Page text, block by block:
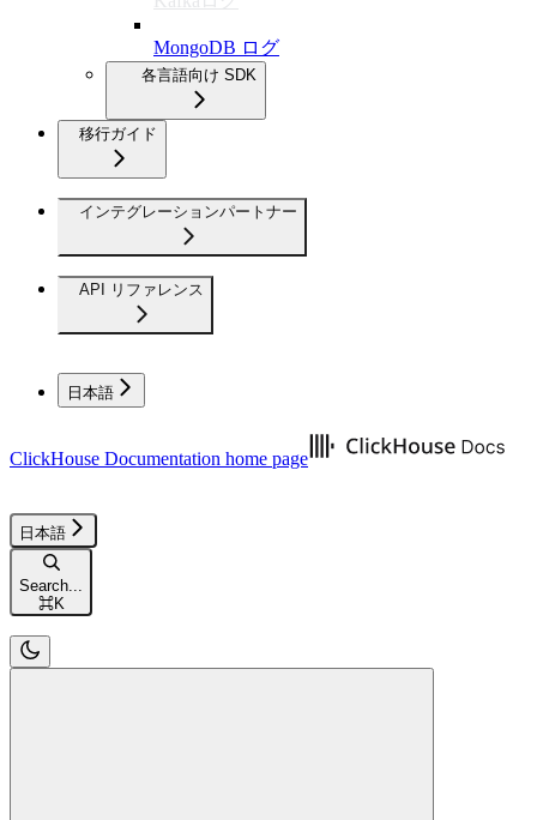
MongoDB ログ
各言語向け SDK
移行ガイド
インテグレーションパートナー
API リファレンス
日本語
ClickHouse Documentation home page
日本語
Search...
⌘K